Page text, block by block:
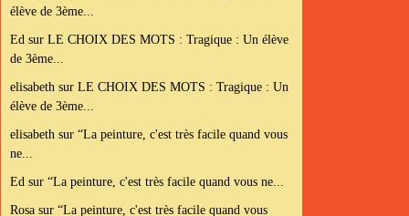
élève de 3ème...
Ed sur LE CHOIX DES MOTS : Tragique : Un élève
de 3ème...
elisabeth sur LE CHOIX DES MOTS : Tragique : Un
élève de 3ème...
elisabeth sur “La peinture, c'est très facile quand vous
ne...
Ed sur “La peinture, c'est très facile quand vous ne...
Rosa sur “La peinture, c'est très facile quand vous